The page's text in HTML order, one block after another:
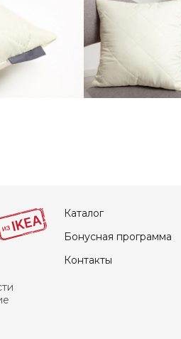
Каталог
Бонусная программа
Контакты